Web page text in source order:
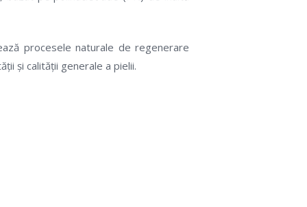
procesele naturale de regenerare
și calității generale a pielii.